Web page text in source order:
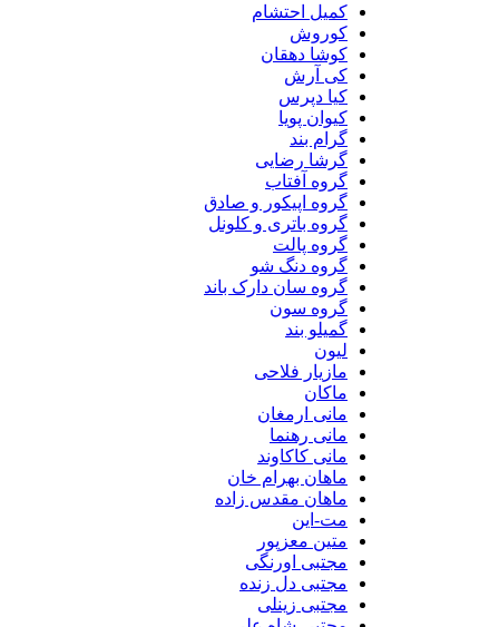
کمیل احتشام
کوروش
کوشا دهقان
کی آرش
کیا دپرس
کیوان پویا
گرام بند
گرشا رضایی
گروه آفتاب
گروه اپیکور و صادق
گروه باتری و کلونل
گروه پالت
گروه دنگ شو
گروه سان دارک باند
گروه سون
گمیلو بند
لیون
مازیار فلاحی
ماکان
مانی ارمغان
مانی رهنما
مانی کاکاوند
ماهان بهرام خان
ماهان مقدس زاده
مت-این
متین معزپور
مجتبی اورنگی
مجتبی دل زنده
مجتبی زینلی